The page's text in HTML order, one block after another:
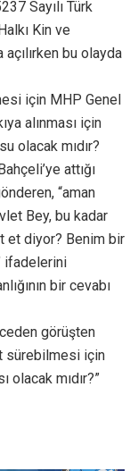
Sayılı Türk
Kin ve
bu olayda
için MHP Genel
alınması için
olacak mıdır?
attığı
“aman
Bey, bu kadar
et diyor? Benim bir
ifadelerini
bir cevabı
görüşten
sürebilmesi için
olacak mıdır?”